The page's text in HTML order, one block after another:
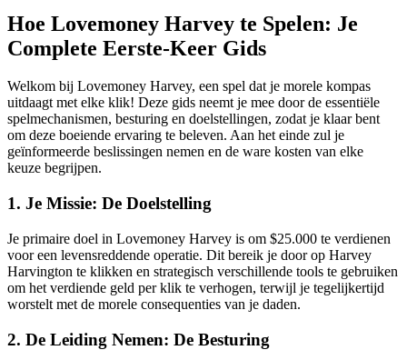
Hoe Lovemoney Harvey te Spelen: Je
Complete Eerste-Keer Gids
Welkom bij Lovemoney Harvey, een spel dat je morele kompas
uitdaagt met elke klik! Deze gids neemt je mee door de essentiële
spelmechanismen, besturing en doelstellingen, zodat je klaar bent
om deze boeiende ervaring te beleven. Aan het einde zul je
geïnformeerde beslissingen nemen en de ware kosten van elke
keuze begrijpen.
1. Je Missie: De Doelstelling
Je primaire doel in Lovemoney Harvey is om $25.000 te verdienen
voor een levensreddende operatie. Dit bereik je door op Harvey
Harvington te klikken en strategisch verschillende tools te gebruiken
om het verdiende geld per klik te verhogen, terwijl je tegelijkertijd
worstelt met de morele consequenties van je daden.
2. De Leiding Nemen: De Besturing